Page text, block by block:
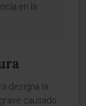
en la
designa la
causado